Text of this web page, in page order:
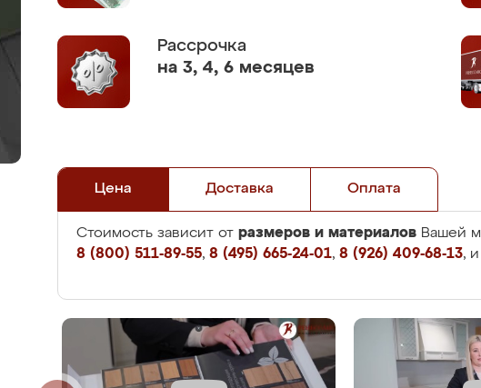
Рассрочка
на 3, 4, 6 месяцев
Цена Доставка Оплата
Стоимость зависит от размеров и материалов Вашей
8 (800) 511-89-55, 8 (495) 665-24-01, 8 (926) 409-68-13,